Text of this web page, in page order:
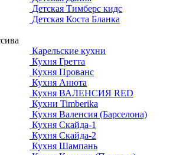
Детская Тимберс кидс
Детская Коста Бланка
Карельские кухни
Кухня Гретта
Кухня Прованс
Кухня Анюта
Кухня ВАЛЕНСИЯ RED
Кухни Timberika
Кухня Валенсия (Барселона)
Кухня Скайда-1
Кухня Скайда-2
Кухня Шампань